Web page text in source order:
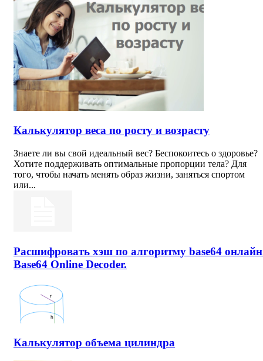
Калькулятор веса по росту и возрасту
Знаете ли вы свой идеальный вес? Беспокоитесь о здоровье?
Хотите поддерживать оптимальные пропорции тела? Для
того, чтобы начать менять образ жизни, заняться спортом
или...
Расшифровать хэш по алгоритму base64
Base64 Online Decoder.
Калькулятор объема цилиндра